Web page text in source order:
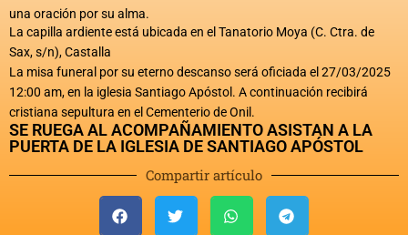
una oración por su alma.
La capilla ardiente está ubicada en el Tanatorio Moya (C. Ctra. de
Sax, s/n), Castalla
La misa funeral por su eterno descanso será oficiada el 27/03/2025
12:00 am, en la iglesia Santiago Apóstol. A continuación recibirá
cristiana sepultura en el Cementerio de Onil.
SE RUEGA AL ACOMPAÑAMIENTO ASISTAN A LA
PUERTA DE LA IGLESIA DE SANTIAGO APÓSTOL
Compartir artículo